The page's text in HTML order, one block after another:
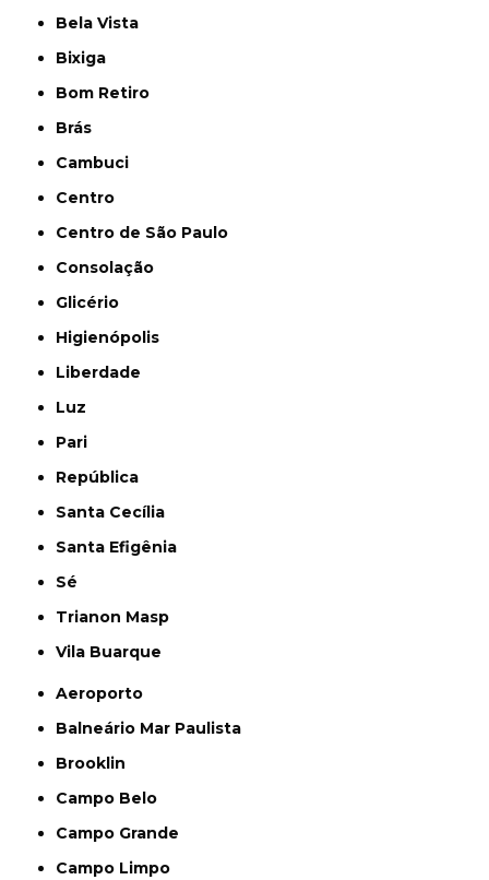
Bela Vista
Bixiga
Bom Retiro
Brás
Cambuci
Centro
Centro de São Paulo
Consolação
Glicério
Higienópolis
Liberdade
Luz
Pari
República
Santa Cecília
Santa Efigênia
Sé
Trianon Masp
Vila Buarque
Aeroporto
Balneário Mar Paulista
Brooklin
Campo Belo
Campo Grande
Campo Limpo